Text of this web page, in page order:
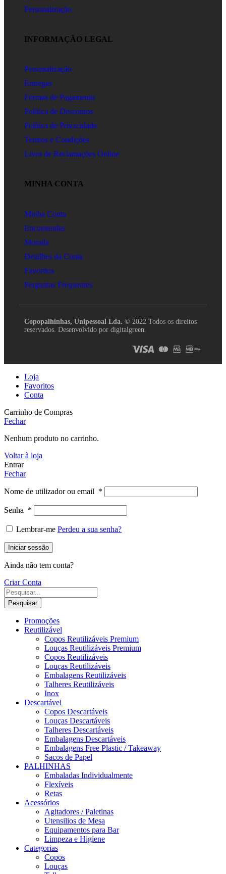
Personalização
INFORMAÇÃO LEGAL
Personalização
Entregas
Formas de Pagamento
Política de Descontos
Política de Privacidade
Termos e Condições
Livro de Reclamações Online
MINHA CONTA
Minha Conta
Encomendas
Morada
Detalhes da Conta
Favoritos
Perguntas Frequentes
Copopalhinhas, Unipessoal Lda. © 2022 Todos os direitos
reservados. Desenvolvido por digitalgreen.
Loja
Favoritos
Conta
Carrinho de Compras
Fechar
Nenhum produto no carrinho.
Voltar à loja
Entrar
Fechar
Nome de utilizador ou email *
Senha *
Lembrar-me Perdeu a sua senha?
Iniciar sessão
Ainda não tem conta?
Criar Conta
Pesquisar
Promoções
Reutilizável
Copos Reutilizáveis Premium
Louças Reutilizáveis Premium
Copos Reutilizáveis
Louças Reutilizáveis
Embalagens Reutilizáveis
Talheres Reutilizáveis
Inox
Descartável
Copos Descartáveis
Louças Descartáveis
Talheres Descartáveis
Embalagens Descartáveis
Embalagens Free Plastic / Takeaway
Sacos de Papel
PALHINHAS
Embaladas Individualmente
Flexíveis
Retas
Acessórios
Agitadores / Paletinas
Utensilios de Mesa
Equipamentos para Bar
Limpeza e Higiene
Categorias
Copos
Louças